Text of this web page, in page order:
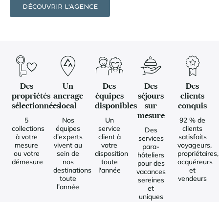
DÉCOUVRIR L'AGENCE
Des
propriétés
sélectionnées
5
collections
à votre
mesure
ou votre
démesure
Un
ancrage
local
Nos
équipes
d'experts
vivent au
sein de
nos
destinations
toute
l'année
Des
équipes
disponibles
Un
service
client à
votre
disposition
toute
l'année
Des
séjours
sur
mesure
Des
services
para-
hôteliers
pour des
vacances
sereines
et
uniques
Des
clients
conquis
92 % de
clients
satisfaits
voyageurs,
propriétaires,
acquéreurs
et
vendeurs